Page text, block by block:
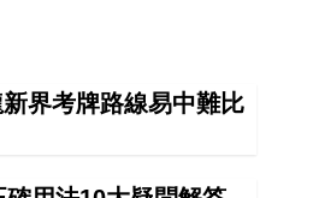
界考牌路線易中難比